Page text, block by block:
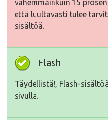
vähemmäinkuin 15
että luultavasti tulee
sisältöä.
Flash
Täydellistä!, Flash-
sivulla.